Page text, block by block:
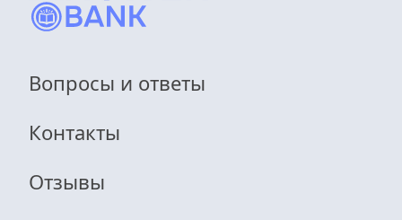
Вопросы и ответы
Контакты
Отзывы